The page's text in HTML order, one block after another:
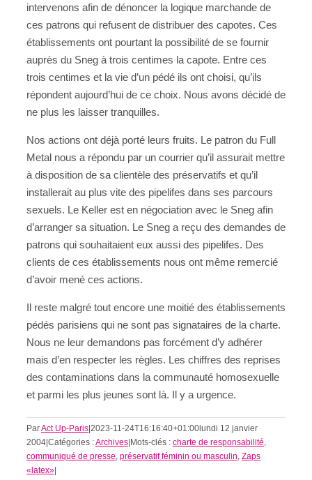
intervenons afin de dénoncer la logique marchande de
ces patrons qui refusent de distribuer des capotes. Ces
établissements ont pourtant la possibilité de se fournir
auprès du Sneg à trois centimes la capote. Entre ces
trois centimes et la vie d’un pédé ils ont choisi, qu’ils
répondent aujourd’hui de ce choix. Nous avons décidé de
ne plus les laisser tranquilles.
Nos actions ont déjà porté leurs fruits. Le patron du Full
Metal nous a répondu par un courrier qu’il assurait mettre
à disposition de sa clientèle des préservatifs et qu’il
installerait au plus vite des pipelifes dans ses parcours
sexuels. Le Keller est en négociation avec le Sneg afin
d’arranger sa situation. Le Sneg a reçu des demandes de
patrons qui souhaitaient eux aussi des pipelifes. Des
clients de ces établissements nous ont même remercié
d’avoir mené ces actions.
Il reste malgré tout encore une moitié des établissements
pédés parisiens qui ne sont pas signataires de la charte.
Nous ne leur demandons pas forcément d’y adhérer
mais d’en respecter les règles. Les chiffres des reprises
des contaminations dans la communauté homosexuelle
et parmi les plus jeunes sont là. Il y a urgence.
ParAct Up-Paris|2023-11-24T16:16:40+01:00lundi 12 janvier
2004|Catégories :Archives|Mots-clés : charte de responsabilité
communiqué de presse préservatif féminin ou masculin Zaps
«latex»|